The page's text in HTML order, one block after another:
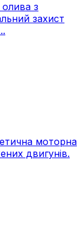
з
захист
моторна
двигунів.